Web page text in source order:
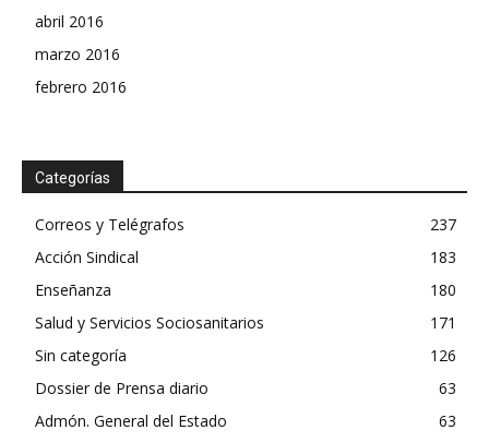
abril 2016
marzo 2016
febrero 2016
Categorías
Correos y Telégrafos
237
Acción Sindical
183
Enseñanza
180
Salud y Servicios Sociosanitarios
171
Sin categoría
126
Dossier de Prensa diario
63
Admón. General del Estado
63